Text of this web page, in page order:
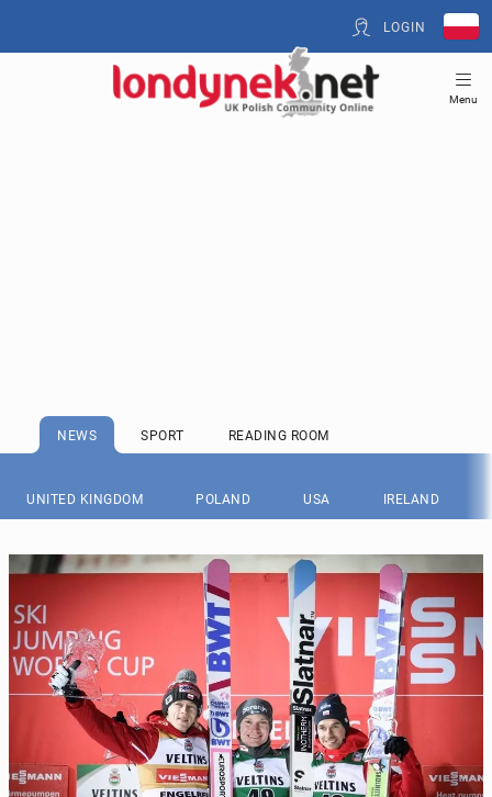
LOGIN
Menu
NEWS SPORT READING ROOM
UNITED KINGDOM POLAND USA IRELAND